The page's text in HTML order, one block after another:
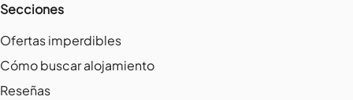
Secciones
Ofertas imperdibles
Cómo buscar alojamiento
Reseñas